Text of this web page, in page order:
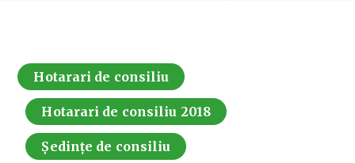
Hotarari de consiliu
Hotarari de consiliu 2018
Ședințe de consiliu